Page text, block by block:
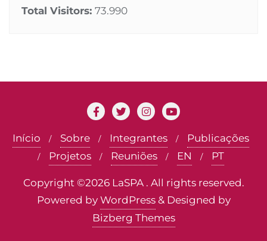
Total Visitors: 73.990
Início Sobre Integrantes
Publicações
Projetos
Reuniões EN PT
Copyright ©2026 LaSPA . All rights reserved.
Powered by WordPress & Designed by
Bizberg Themes